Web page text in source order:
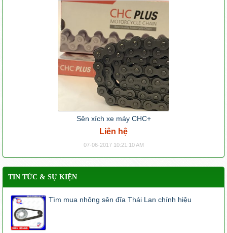
Sên xích xe máy CHC+
Liên hệ
07-06-2017 10:21:10 AM
TIN TỨC & SỰ KIỆN
Tìm mua nhông sên đĩa Thái Lan chính hiệu